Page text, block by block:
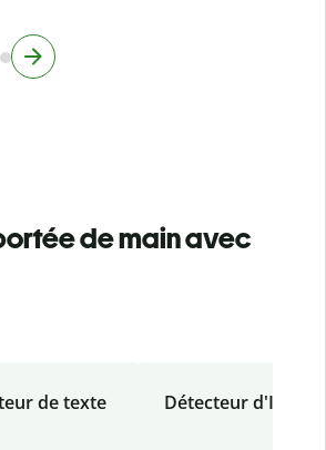
de main avec
de texte Détecteur d'IA